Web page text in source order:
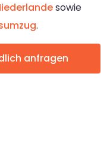
sowie
.
anfragen